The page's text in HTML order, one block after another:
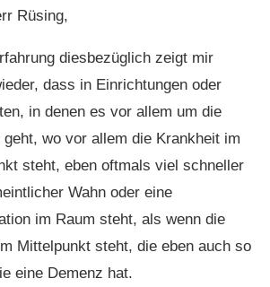
Rüsing,
diesbezüglich zeigt mir
dass in Einrichtungen oder
in denen es vor allem um die
geht, wo vor allem die Krankheit im
steht, eben oftmals viel schneller
Wahn oder eine
im Raum steht, als wenn die
Mittelpunkt steht, die eben auch so
eine Demenz hat.